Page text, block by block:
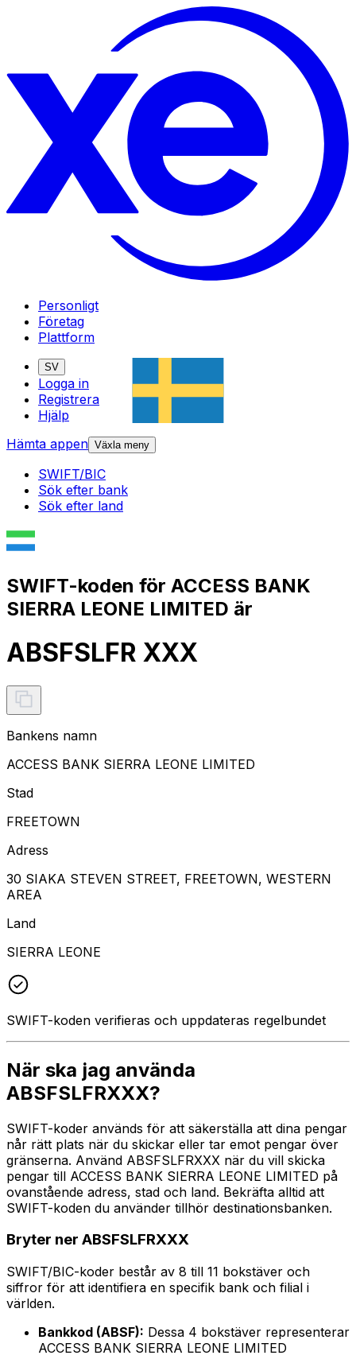
Personligt
Företag
Plattform
SV
Logga in
Registrera
Hjälp
Hämta appen Växla meny
SWIFT/BIC
Sök efter bank
Sök efter land
SWIFT-koden för ACCESS BANK
SIERRA LEONE LIMITED är
ABSFSLFR XXX
Bankens namn
ACCESS BANK SIERRA LEONE LIMITED
Stad
FREETOWN
Adress
30 SIAKA STEVEN STREET, FREETOWN, WESTERN
AREA
Land
SIERRA LEONE
SWIFT-koden verifieras och uppdateras regelbundet
När ska jag använda
ABSFSLFRXXX?
SWIFT-koder används för att säkerställa att dina pengar
når rätt plats när du skickar eller tar emot pengar över
gränserna. Använd ABSFSLFRXXX när du vill skicka
pengar till ACCESS BANK SIERRA LEONE LIMITED på
ovanstående adress, stad och land. Bekräfta alltid att
SWIFT-koden du använder tillhör destinationsbanken.
Bryter ner ABSFSLFRXXX
SWIFT/BIC-koder består av 8 till 11 bokstäver och
siffror för att identifiera en specifik bank och filial i
världen.
Bankkod (ABSF): Dessa 4 bokstäver representerar
ACCESS BANK SIERRA LEONE LIMITED